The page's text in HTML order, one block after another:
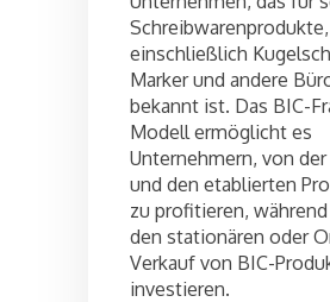
Schreibwarenprodukte,
einschließlich
Marker und andere
bekannt ist. Das BIC-
Modell ermöglicht es
Unternehmern, von der
und den etablierten
zu profitieren,
den stationären oder
Verkauf von BIC-
investieren.